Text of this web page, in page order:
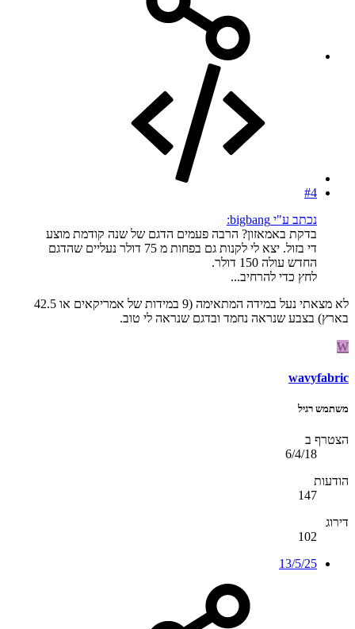
#4
נכתב ע"י bigbang:
בדקת באמאזון? הרבה פעמים הדגם של שנה קודמת מוצע
די בזול. יצא לי לקנות גם בפחות מ 75 דולר נעליים שהדגם
החדש עולה 150 דולר.
לחץ כדי להרחיב...
לא מצאתי נעל במידה המתאימה (9 במידות של אמריקאים או 42.5
בארץ) בצבע שנראה נחמד ובדגם שנראה לי טוב.
W
wavyfabric
משתמש רגיל
הצטרף ב
6/4/18
הודעות
147
דירוג
102
13/5/25